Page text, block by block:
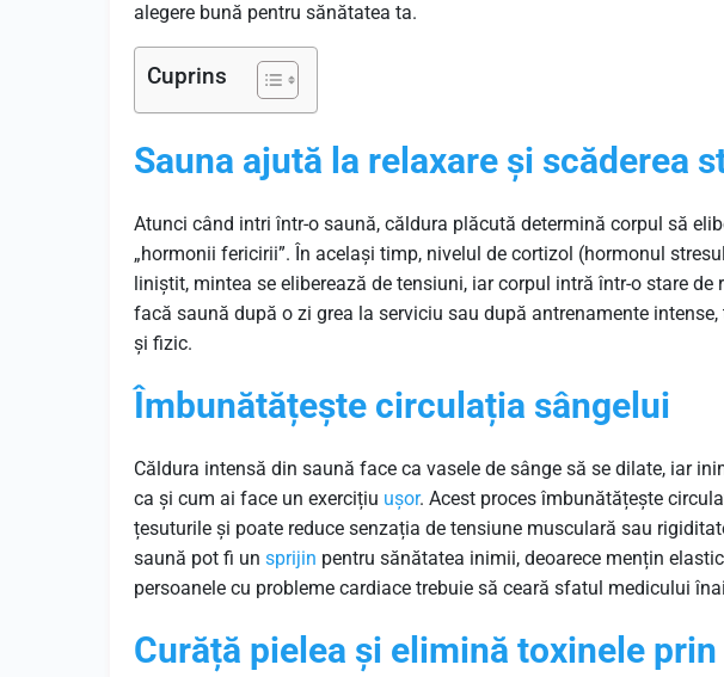
alegere bună pentru sănătatea ta.
Cuprins
Sauna ajută la relaxare și scăderea
Atunci când intri într-o saună, căldura plăcută determină corpul să
„hormonii fericirii”. În același timp, nivelul de cortizol (hormonul
liniștit, mintea se eliberează de tensiuni, iar corpul intră într-o stare
facă saună după o zi grea la serviciu sau după antrenamente
și fizic.
Îmbunătățește circulația sângelui
Căldura intensă din saună face ca vasele de sânge să se dilate, iar
ca și cum ai face un exercițiu ușor. Acest proces îmbunătățește
țesuturile și poate reduce senzația de tensiune musculară sau
saună pot fi un sprijin pentru sănătatea inimii, deoarece mențin
persoanele cu probleme cardiace trebuie să ceară sfatul medicului
Curăță pielea și elimină toxinele